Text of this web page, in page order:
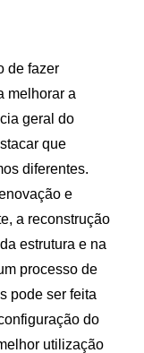
de fazer
melhorar a
geral do
que
diferentes.
e
a reconstrução
estrutura e na
processo de
pode ser feita
do
utilização